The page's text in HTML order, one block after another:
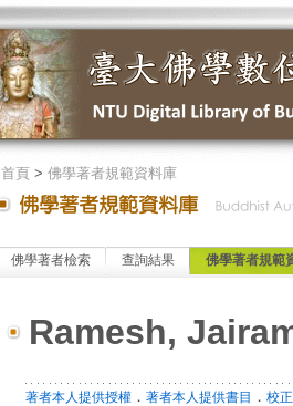
首頁> 佛學著者規範資料庫
佛學著者檢索 查詢結果 佛學著者規範
Ramesh,
著者本人提供授權． 著者本人提供書目 ． 校